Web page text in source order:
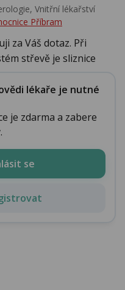
Vnitřní lékařství
Příbram
za Váš dotaz. Při
střevě je sliznice
lékaře je nutné
je zdarma a zabere
se